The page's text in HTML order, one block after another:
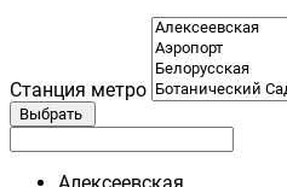
Станция метро
Выбрать